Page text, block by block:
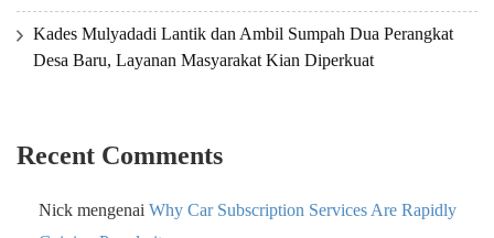
Kades Mulyadadi Lantik dan Ambil Sumpah Dua Perangkat
Desa Baru, Layanan Masyarakat Kian Diperkuat
Recent Comments
Nick mengenai Why Car Subscription Services Are Rapidly